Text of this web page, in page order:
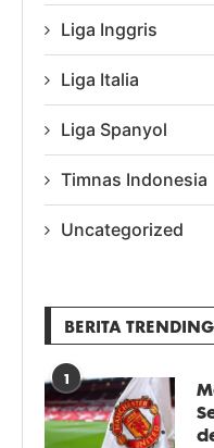
Liga Inggris
Liga Italia
Liga Spanyol
Timnas Indonesia
Uncategorized
BERITA TRENDING
1